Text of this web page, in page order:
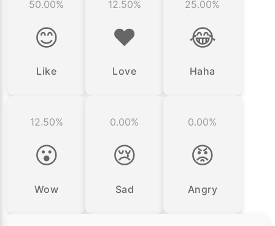
50.00%
😊
Like
12.50%
❤️
Love
25.00%
😂
Haha
12.50%
😮
Wow
0.00%
😢
Sad
0.00%
😡
Angry